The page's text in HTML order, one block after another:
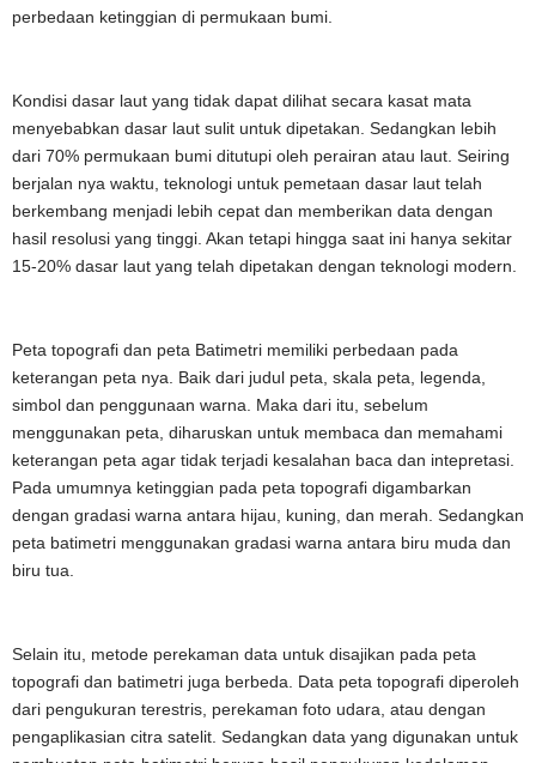
perbedaan ketinggian di permukaan bumi.
Kondisi dasar laut yang tidak dapat dilihat secara kasat mata
menyebabkan dasar laut sulit untuk dipetakan. Sedangkan lebih
dari 70% permukaan bumi ditutupi oleh perairan atau laut. Seiring
berjalan nya waktu, teknologi untuk pemetaan dasar laut telah
berkembang menjadi lebih cepat dan memberikan data dengan
hasil resolusi yang tinggi. Akan tetapi hingga saat ini hanya sekitar
15-20% dasar laut yang telah dipetakan dengan teknologi modern.
Peta topografi dan peta Batimetri memiliki perbedaan pada
keterangan peta nya. Baik dari judul peta, skala peta, legenda,
simbol dan penggunaan warna. Maka dari itu, sebelum
menggunakan peta, diharuskan untuk membaca dan memahami
keterangan peta agar tidak terjadi kesalahan baca dan intepretasi.
Pada umumnya ketinggian pada peta topografi digambarkan
dengan gradasi warna antara hijau, kuning, dan merah. Sedangkan
peta batimetri menggunakan gradasi warna antara biru muda dan
biru tua.
Selain itu, metode perekaman data untuk disajikan pada peta
topografi dan batimetri juga berbeda. Data peta topografi diperoleh
dari pengukuran terestris, perekaman foto udara, atau dengan
pengaplikasian citra satelit. Sedangkan data yang digunakan untuk